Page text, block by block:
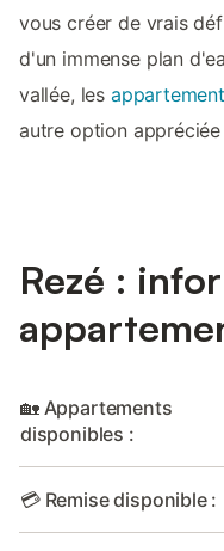
vous créer de vrais
d'un immense plan
vallée, les
autre option
Rezé :
🏡 Appartements
disponibles :
💳 Remise disponible :